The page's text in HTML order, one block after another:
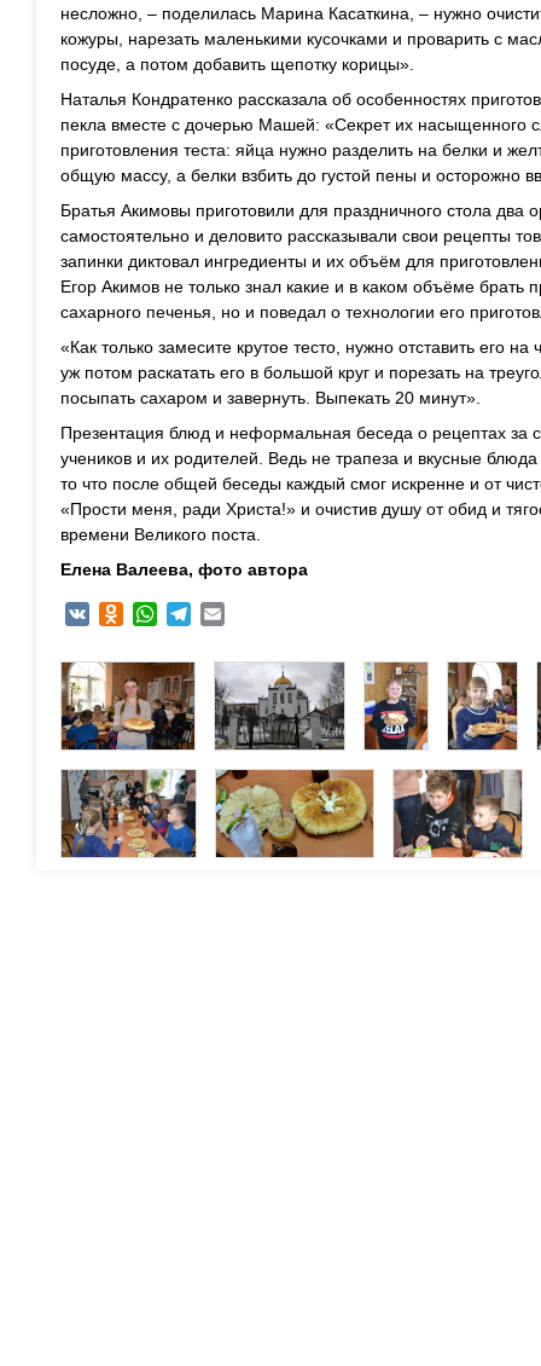
несложно, – поделилась Марина Касаткина, – нужно
кожуры, нарезать маленькими кусочками и проварить с
посуде, а потом добавить щепотку корицы».
Наталья Кондратенко рассказала об особенностях
пекла вместе с дочерью Машей: «Секрет их насыщенного
приготовления теста: яйца нужно разделить на белки и
общую массу, а белки взбить до густой пены и осторожно
Братья Акимовы приготовили для праздничного стола два
самостоятельно и деловито рассказывали свои рецепты
запинки диктовал ингредиенты и их объём для
Егор Акимов не только знал какие и в каком объёме брать
сахарного печенья, но и поведал о технологии его
«Как только замесите крутое тесто, нужно отставить его
уж потом раскатать его в большой круг и порезать на
посыпать сахаром и завернуть. Выпекать 20 минут».
Презентация блюд и неформальная беседа о рецептах за
учеников и их родителей. Ведь не трапеза и вкусные
то что после общей беседы каждый смог искренне и от
«Прости меня, ради Христа!» и очистив душу от обид и
времени Великого поста.
Елена Валеева, фото автора
VK Odnoklassniki
WhatsAppTelegram